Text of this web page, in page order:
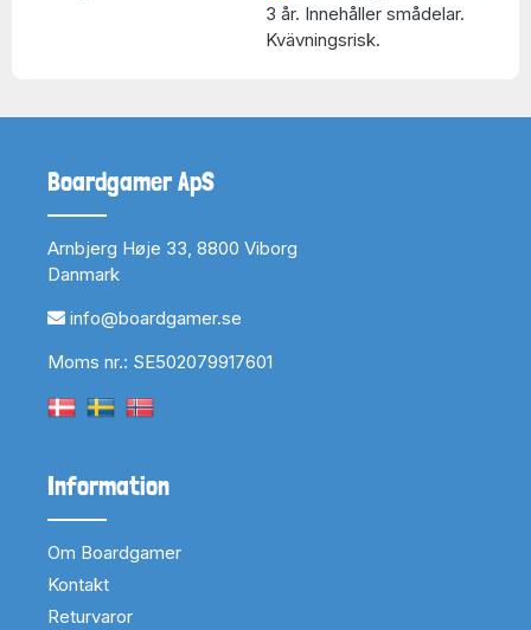
3 år. Innehåller smådelar.
Kvävningsrisk.
Boardgamer ApS
Arnbjerg Høje 33, 8800 Viborg
Danmark
info@boardgamer.se
Moms nr.: SE502079917601
Information
Om Boardgamer
Kontakt
Returvaror